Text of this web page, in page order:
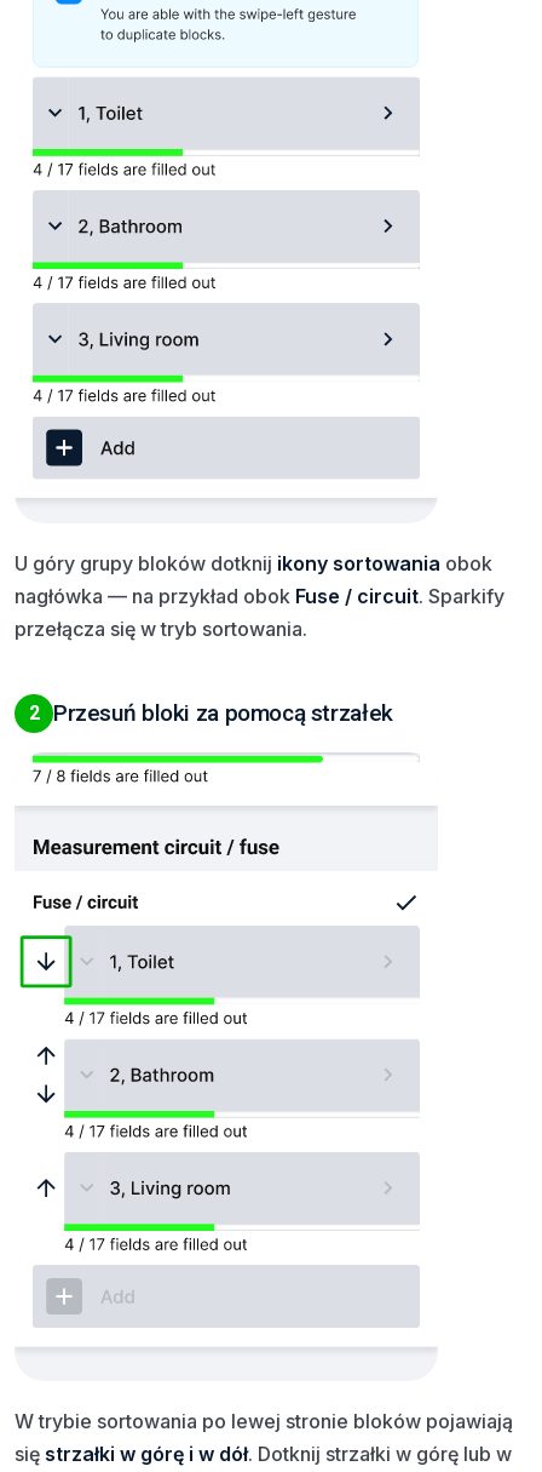
U góry grupy bloków dotknij ikony sortowania obok
nagłówka — na przykład obok Fuse / circuit. Sparkify
przełącza się w tryb sortowania.
2 Przesuń bloki za pomocą strzałek
W trybie sortowania po lewej stronie bloków pojawiają
się strzałki w górę i w dół. Dotknij strzałki w górę lub w